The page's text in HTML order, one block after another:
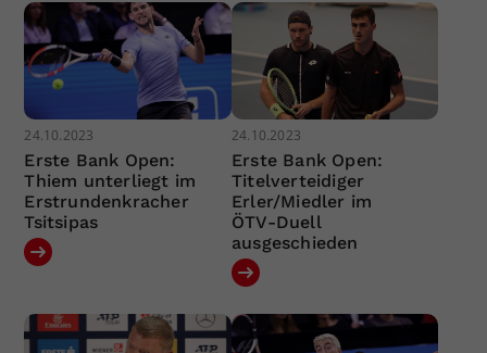
24.10.2023
Erste Bank Open:
Thiem unterliegt im
Erstrundenkracher
Tsitsipas
24.10.2023
Erste Bank Open:
Titelverteidiger
Erler/Miedler im
ÖTV-Duell
ausgeschieden